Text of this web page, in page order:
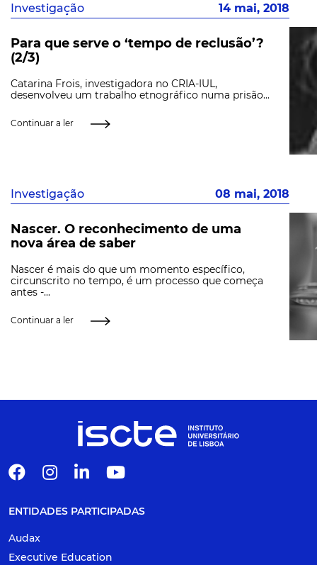
Investigação 14 mai, 2018
Para que serve o ‘tempo de reclusão’?
(2/3)
Catarina Frois, investigadora no CRIA-IUL,
desenvolveu um trabalho etnográfico numa prisão...
Continuar a ler
Investigação 08 mai, 2018
Nascer. O reconhecimento de uma
nova área de saber
Nascer é mais do que um momento específico,
circunscrito no tempo, é um processo que começa
antes -...
Continuar a ler
ENTIDADES PARTICIPADAS
Audax
Executive Education